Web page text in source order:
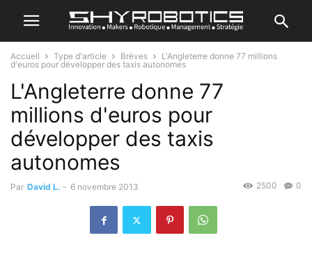
Accueil Type d'article Brèves
L'Angleterre donne 77 millions
d'euros pour développer des taxis autonomes
L'Angleterre donne 77
millions d'euros pour
développer des taxis
autonomes
Par David L. - 6 novembre 2013 0
2500